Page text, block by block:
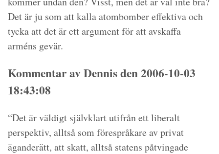
Det är ju som att kalla atombomber effektiva och
tycka att det är ett argument för att avskaffa
arméns gevär.
Kommentar av Dennis den 2006-10-03
18:43:08
“Det är väldigt självklart utifrån ett liberalt
perspektiv, alltså som förespråkare av privat
äganderätt, att skatt, alltså statens påtvingade